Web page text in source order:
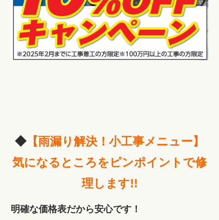
◆【雨漏り解決！小工事メニュー】
気になるところをピンポイントで修
理します!!
明確な価格表だから安心です！